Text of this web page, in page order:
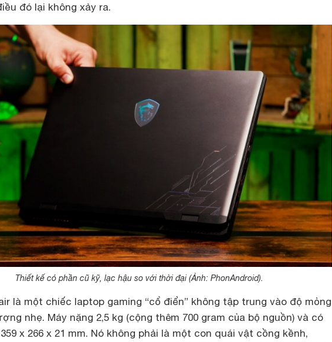
đó lại không xảy ra.
Thiết kế có phần cũ kỹ, lạc hậu so với thời đại (Ảnh: PhonAndroid).
là một chiếc laptop gaming “cổ điển” không tập trung vào độ mỏng
nhẹ. Máy nặng 2,5 kg (cộng thêm 700 gram của bộ nguồn) và có
x 266 x 21 mm. Nó không phải là một con quái vật cồng kềnh,